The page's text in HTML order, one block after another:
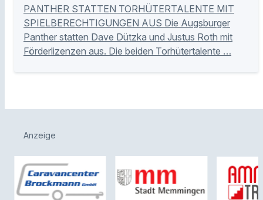
PANTHER STATTEN TORHÜTERTALENTE MIT
SPIELBERECHTIGUNGEN AUS Die Augsburger
Panther statten Dave Dützka und Justus Roth mit
Förderlizenzen aus. Die beiden Torhütertalente …
Anzeige